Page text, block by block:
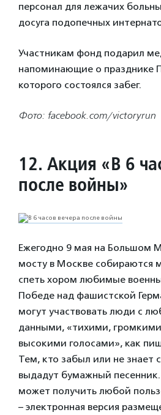
персонал для лежачих
досуга подопечных
Участникам фонд подарил
напоминающие о празднике
которого состоялся забег.
Фото: facebook.com/victoryrun
12. Акция «В 6
после войны»
Ежегодно 9 мая на Большом
мосту в Москве собираются
спеть хором любимые
Победе над фашистской
могут участвовать люди с
данными, «тихими,
высокими голосами», как
Тем, кто забыл или не знает
выдадут бумажный
может получить любой
– электронная версия